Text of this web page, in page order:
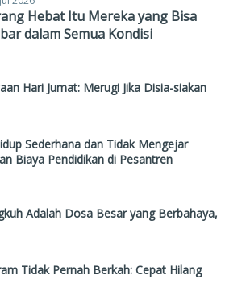
Hebat Itu Mereka yang Bisa
dalam Semua Kondisi
Hari Jumat: Merugi Jika Disia-siakan
Sederhana dan Tidak Mengejar
Biaya Pendidikan di Pesantren
Adalah Dosa Besar yang Berbahaya,
Tidak Pernah Berkah: Cepat Hilang